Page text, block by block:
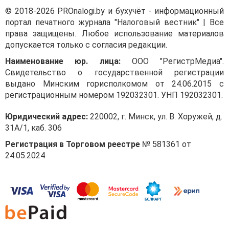
При этом нормы
Постановления № 73 не
устанавливают порядок
определения суммы затрат
при формировании
отпускной цены.
Таким образом, на дату
подписания договора (до
ввоза товара) формируется
цена для заключения
договора исходя из
иностранной валюте
расходов по импорту,
страхованию,
транспортных расходов по
© 2018-2026 PROnalogi.by и бухучёт - информационный
портал печатного журнала "Налоговый вестник" | Все
права защищены. Любое использование материалов
допускается только с согласия редакции.
Наименование юр. лица:ООО "РегистрМедиа".
Свидетельство о государственной регистрации
выдано Минским горисполкомом от 24.06.2015 с
регистрационным номером 192032301. УНП 192032301.
Юридический адрес: 220002, г. Минск, ул. В. Хоружей, д.
31А/1, каб. 306
Регистрация в Торговом реестре № 581361 от
24.05.2024